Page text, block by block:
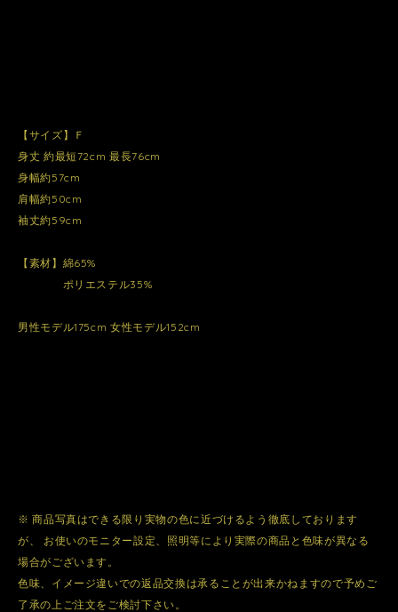
【サイズ】Ｆ
身丈 約最短72cm 最長76cm
身幅約57cm
肩幅約50cm
袖丈約59cm
【素材】綿65%
ポリエステル35%
男性モデル175cm 女性モデル152cm
※ 商品写真はできる限り実物の色に近づけるよう徹底しております
が、 お使いのモニター設定、照明等により実際の商品と色味が異なる
場合がございます。
色味、イメージ違いでの返品交換は承ることが出来かねますので予めご
了承の上ご注文をご検討下さい。